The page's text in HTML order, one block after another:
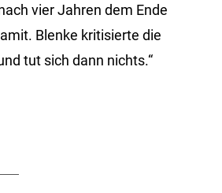
vier Jahren dem Ende
Blenke kritisierte die
tut sich dann nichts.“